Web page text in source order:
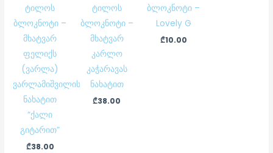
ტილოს
ბლოკნოტი –
მხატვარ
ფელიქს
(ვარლა)
ვარლამიშვილის
ნახატით
“ქალი
გიტარით”
₾38.00
ტილოს
ბლოკნოტი –
მხატვარ
კარლო
კაჭარავას
ნახატით
₾38.00
ბლოკნოტი –
Lovely G
₾10.00